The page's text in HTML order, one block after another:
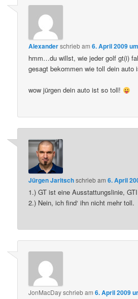
Alexanderschriebam6. April 2009
hmm…du willst, wie jeder golf gt(i)
gesagt bekommen wie toll dein auto
wow jürgen dein auto ist so toll!
Jürgen Jaritschschriebam6. April
1.) GT ist eine Ausstattungslinie,
2.) Nein, ich find‘ ihn nicht mehr toll.
JonMacDayschriebam6. April 2009